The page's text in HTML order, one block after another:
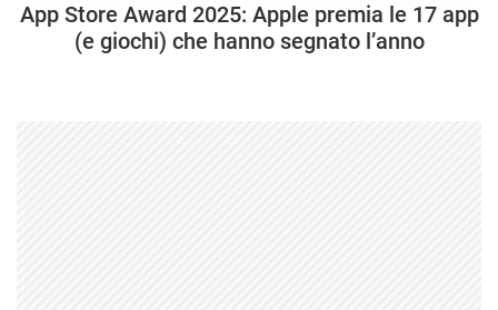
App Store Award 2025: Apple premia le 17 app
(e giochi) che hanno segnato l’anno